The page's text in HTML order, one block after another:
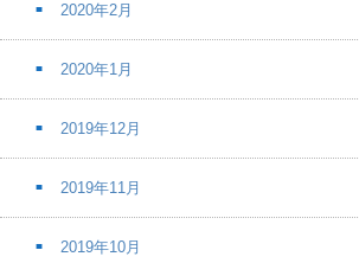
2020年2月
2020年1月
2019年12月
2019年11月
2019年10月